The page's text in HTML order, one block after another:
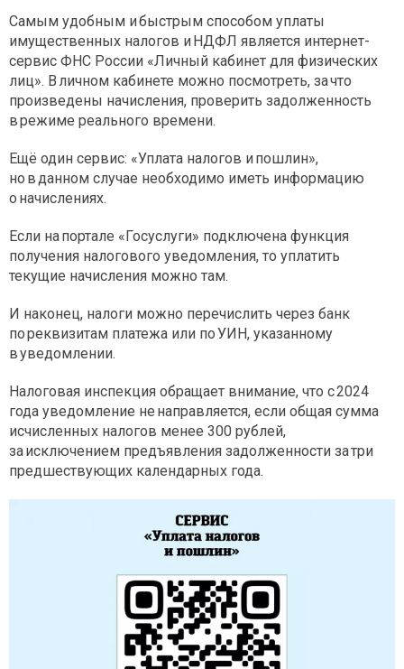
Самым удобным и быстрым способом уплаты
имущественных налогов и НДФЛ является интернет-
сервис ФНС России «Личный кабинет для физических
лиц». В личном кабинете можно посмотреть, за что
произведены начисления, проверить задолженность
в режиме реального времени.
Ещё один сервис: «Уплата налогов и пошлин»,
но в данном случае необходимо иметь информацию
о начислениях.
Если на портале «Госуслуги» подключена функция
получения налогового уведомления, то уплатить
текущие начисления можно там.
И наконец, налоги можно перечислить через банк
по реквизитам платежа или по УИН, указанному
в уведомлении.
Налоговая инспекция обращает внимание, что с 2024
года уведомление не направляется, если общая сумма
исчисленных налогов менее 300 рублей,
за исключением предъявления задолженности за три
предшествующих календарных года.